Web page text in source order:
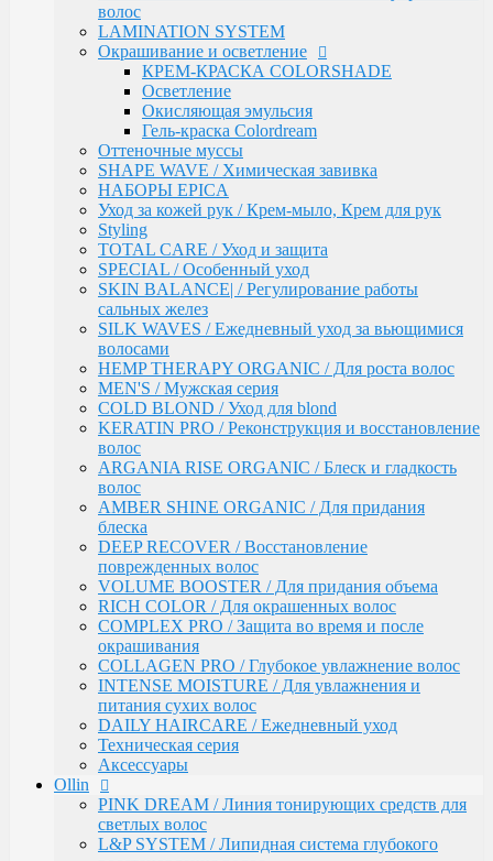
НАБОРЫ
Anti-Yellow / Для нейтрализации жёлтых оттенков
Salon Beauty / Уход для увлажнения, питания и
яркости волос
Ultimate Care / Уход для окрашенных,
поврежденных и сухих волос
Basic Line / Салонная линия по уходу за волосами
Bionika / Комплексный уход для волос и кожи
головы
BIONIKA - От корней до кончиков
BIONIKA - Питание и блеск
BIONIKA - Плотность волос
BIONIKA - Против выпадения волос
BIONIKA - Реконструктор
BIONIKA - Экстра увлажнение
BIONIKA - Яркость цвета
Care / Уход за волосами
COCKTAIL BAR / Уходу за волосами
CURL & SMOOTH HAIR / Уходу за гладкими и
вьющимися волосами
CURL HAIR / Химическая Завивка
FULL FORCE / Здоровье волос
Восстановления волос
женьшеня
FULL FORCE - Экстракт алоэ / Против
перхоти
FULL FORCE / Экстракт бамбука
INTENSE PROFI COLOR / Поддержание яркости
цвета и уход за окрашенными волосами
KERATINE ROYAL TREATMENT / Кератиновое
восстановление
KERATINE SYSTEM / Кератиновое выпрямление
волос
MATISSE COLOR / Пигмент прямого действия
MATISSE COLOR / Тонирующие маски
MEGAPOLIS / Антиоксидантная премиум-серия
PERFECT HAIR
PREMIER FOR MEN
SERVICE LINE / Салонный уход
SHINE BLOND / Уход за светлыми волосами
STYLE / Укладка
волос
LAMINATION SYSTEM
Окрашивание и осветление
КРЕМ-КРАСКА COLORSHADE
Осветление
Окисляющая эмульсия
Гель-краска Colordream
Оттеночные муссы
SHAPE WAVE / Химическая завивка
НАБОРЫ EPICA
Уход за кожей рук / Крем-мыло, Крем для рук
Styling
TOTAL CARE / Уход и защита
SPECIAL / Особенный уход
SKIN BALANCE| / Регулирование работы
сальных желез
SILK WAVES / Ежедневный уход за вьющимися
волосами
HEMP THERAPY ORGANIC / Для роста волос
MEN'S / Мужская серия
COLD BLOND / Уход для blond
KERATIN PRO / Реконструкция и восстановление
волос
ARGANIA RISE ORGANIC / Блеск и гладкость
волос
AMBER SHINE ORGANIC / Для придания
блеска
DEEP RECOVER / Восстановление
поврежденных волос
VOLUME BOOSTER / Для придания объема
RICH COLOR / Для окрашенных волос
COMPLEX PRO / Защита во время и после
окрашивания
COLLAGEN PRO / Глубокое увлажнение волос
INTENSE MOISTURE / Для увлажнения и
питания сухих волос
DAILY HAIRCARE / Ежедневный уход
Техническая серия
Аксессуары
Ollin
PINK DREAM / Линия тонирующих средств для
светлых волос
L&P SYSTEM / Липидная система глубокого